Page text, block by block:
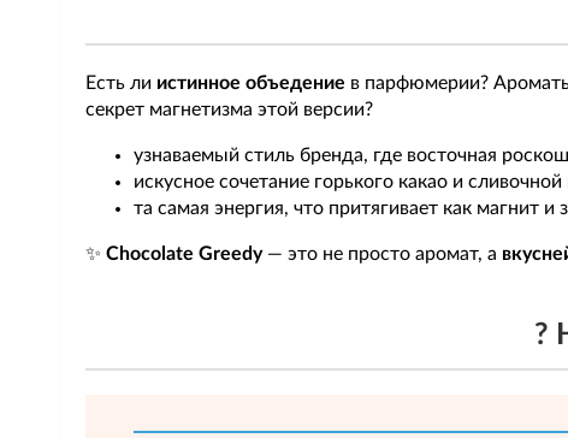
Есть ли истинное объедение в парфюмерии?
секрет магнетизма этой версии?
узнаваемый стиль бренда, где восточная
искусное сочетание горького какао и сливочной
та самая энергия, что притягивает как магнит и
✨ Chocolate Greedy— это не просто аромат, а
?